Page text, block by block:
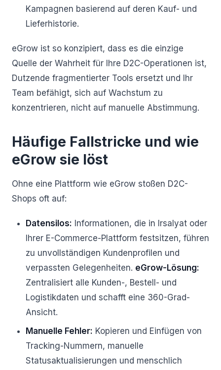
Kampagnen basierend auf deren Kauf- und
Lieferhistorie.
eGrow ist so konzipiert, dass es die einzige
Quelle der Wahrheit für Ihre D2C-Operationen ist,
Dutzende fragmentierter Tools ersetzt und Ihr
Team befähigt, sich auf Wachstum zu
konzentrieren, nicht auf manuelle Abstimmung.
Häufige Fallstricke und wie
eGrow sie löst
Ohne eine Plattform wie eGrow stoßen D2C-
Shops oft auf:
Datensilos: Informationen, die in Irsalyat oder
Ihrer E-Commerce-Plattform festsitzen, führen
zu unvollständigen Kundenprofilen und
verpassten Gelegenheiten. eGrow-Lösung:
Zentralisiert alle Kunden-, Bestell- und
Logistikdaten und schafft eine 360-Grad-
Ansicht.
Manuelle Fehler: Kopieren und Einfügen von
Tracking-Nummern, manuelle
Statusaktualisierungen und menschlich